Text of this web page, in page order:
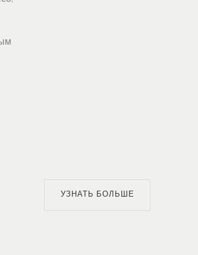
УЗНАТЬ БОЛЬШЕ